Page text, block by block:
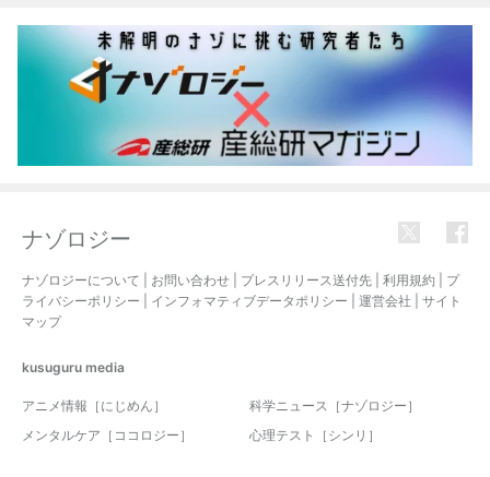
ナゾロジー
ナゾロジーについて お問い合わせ プレスリリース送付先 利用規約
プ
ライバシーポリシー
インフォマティブデータポリシー 運営会社
サイト
マップ
kusuguru media
アニメ情報［にじめん］
科学ニュース［ナゾロジー］
メンタルケア［ココロジー］
心理テスト［シンリ］